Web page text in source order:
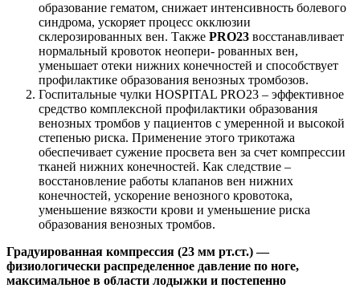
образование гематом, снижает интенсивность болевого
синдрома, ускоряет процесс окклюзии
склерозированных вен. Также PRO23 восстанавливает
нормальный кровоток неопери- рованных вен,
уменьшает отеки нижних конечностей и способствует
профилактике образования венозных тромбозов.
Госпитальные чулки HOSPITAL PRO23 – эффективное
средство комплексной профилактики образования
венозных тромбов у пациентов с умеренной и высокой
степенью риска. Применение этого трикотажа
обеспечивает сужение просвета вен за счет компрессии
тканей нижних конечностей. Как следствие –
восстановление работы клапанов вен нижних
конечностей, ускорение венозного кровотока,
уменьшение вязкости крови и уменьшение риска
образования венозных тромбов.
Градуированная компрессия (23 мм рт.ст.) —
физиологически распределенное давление по ноге,
максимальное в области лодыжки и постепенно